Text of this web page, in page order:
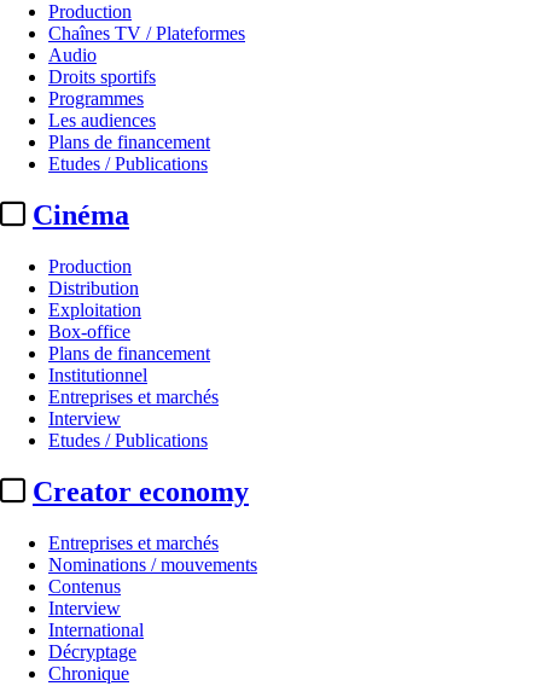
Production
Chaînes TV / Plateformes
Audio
Droits sportifs
Programmes
Les audiences
Plans de financement
Etudes / Publications
Cinéma
Production
Distribution
Exploitation
Box-office
Plans de financement
Institutionnel
Entreprises et marchés
Interview
Etudes / Publications
Creator economy
Entreprises et marchés
Nominations / mouvements
Contenus
Interview
International
Décryptage
Chronique